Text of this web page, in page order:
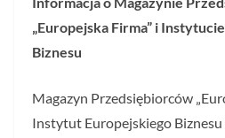
„Europejska Firma” i
Biznesu
Magazyn Przedsiębiorców
Instytut Europejskiego Biznesu